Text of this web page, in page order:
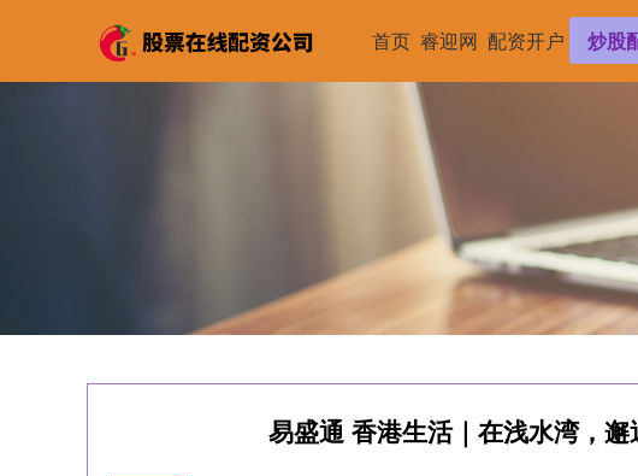
首页 睿迎网 配资开户 炒股
易盛通 香港生活｜在浅水湾，